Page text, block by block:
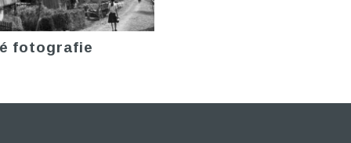
fotografie